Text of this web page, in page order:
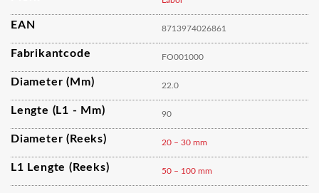
EAN 8713974026861
Fabrikantcode FO001000
Diameter (mm) 22.0
Lengte (L1 - Mm) 90
Diameter (reeks) 20 – 30 mm
L1 Lengte (reeks) 50 – 100 mm